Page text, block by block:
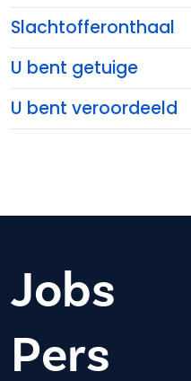
Slachtofferonthaal
U bent getuige
U bent veroordeeld
Jobs
Pers